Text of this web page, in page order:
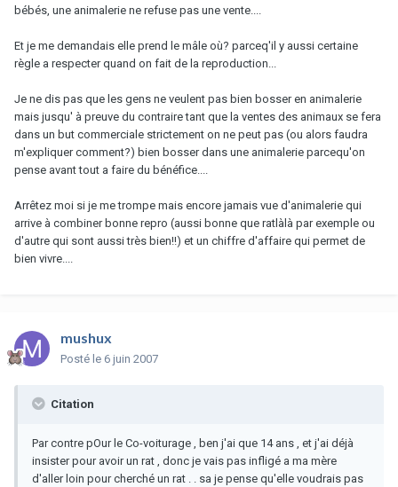
bébés, une animalerie ne refuse pas une vente....
Et je me demandais elle prend le mâle où? parceq'il y aussi certaine
règle a respecter quand on fait de la reproduction...
Je ne dis pas que les gens ne veulent pas bien bosser en animalerie
mais jusqu' à preuve du contraire tant que la ventes des animaux se fera
dans un but commerciale strictement on ne peut pas (ou alors faudra
m'expliquer comment?) bien bosser dans une animalerie parcequ'on
pense avant tout a faire du bénéfice....
Arrêtez moi si je me trompe mais encore jamais vue d'animalerie qui
arrive à combiner bonne repro (aussi bonne que ratlàlà par exemple ou
d'autre qui sont aussi très bien!!) et un chiffre d'affaire qui permet de
bien vivre....
mushux
Posté le 6 juin 2007
Citation
Par contre pOur le Co-voiturage , ben j'ai que 14 ans , et j'ai déjà
insister pour avoir un rat , donc je vais pas infligé a ma mère
d'aller loin pour cherché un rat . . sa je pense qu'elle voudrais pas